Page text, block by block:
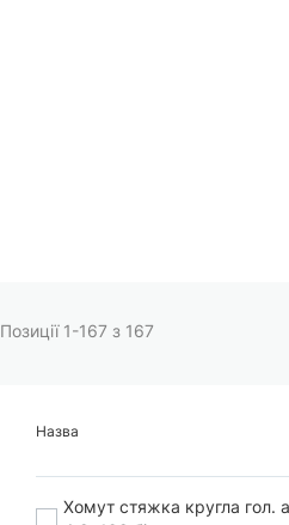
Позиції 1-167 з 167
Назва
Хомут стяжка кругла гол.